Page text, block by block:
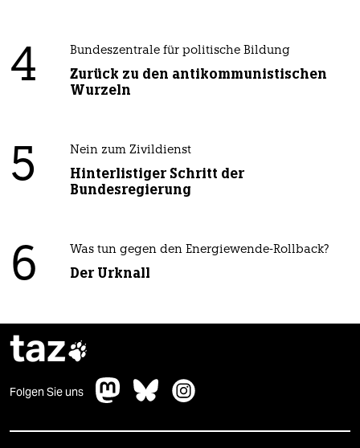
4 Bundeszentrale für politische Bildung
Zurück zu den antikommunistischen
Wurzeln
5 Nein zum Zivildienst
Hinterlistiger Schritt der
Bundesregierung
6 Was tun gegen den Energiewende-Rollback?
Der Urknall
taz
Folgen Sie uns